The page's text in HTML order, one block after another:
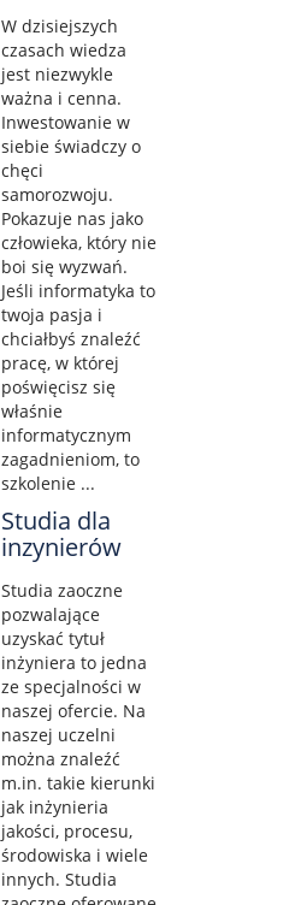
W dzisiejszych
czasach wiedza
jest niezwykle
ważna i cenna.
Inwestowanie w
siebie świadczy o
chęci
samorozwoju.
Pokazuje nas jako
człowieka, który nie
boi się wyzwań.
Jeśli informatyka to
twoja pasja i
chciałbyś znaleźć
pracę, w której
poświęcisz się
właśnie
informatycznym
zagadnieniom, to
szkolenie ...
Studia dla
inzynierów
Studia zaoczne
pozwalające
uzyskać tytuł
inżyniera to jedna
ze specjalności w
naszej ofercie. Na
naszej uczelni
można znaleźć
m.in. takie kierunki
jak inżynieria
jakości, procesu,
środowiska i wiele
innych. Studia